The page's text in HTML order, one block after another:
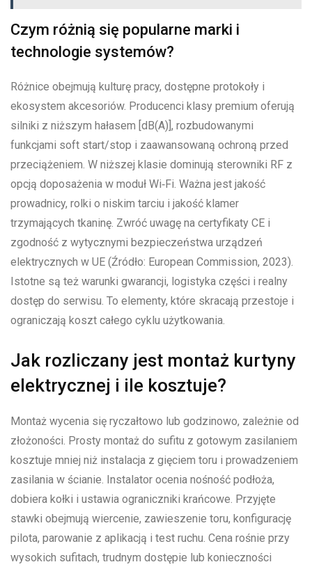
Czym różnią się popularne marki i
technologie systemów?
Różnice obejmują kulturę pracy, dostępne protokoły i
ekosystem akcesoriów. Producenci klasy premium oferują
silniki z niższym hałasem [dB(A)], rozbudowanymi
funkcjami soft start/stop i zaawansowaną ochroną przed
przeciążeniem. W niższej klasie dominują sterowniki RF z
opcją doposażenia w moduł Wi‑Fi. Ważna jest jakość
prowadnicy, rolki o niskim tarciu i jakość klamer
trzymających tkaninę. Zwróć uwagę na certyfikaty CE i
zgodność z wytycznymi bezpieczeństwa urządzeń
elektrycznych w UE (Źródło: European Commission, 2023).
Istotne są też warunki gwarancji, logistyka części i realny
dostęp do serwisu. To elementy, które skracają przestoje i
ograniczają koszt całego cyklu użytkowania.
Jak rozliczany jest montaż kurtyny
elektrycznej i ile kosztuje?
Montaż wycenia się ryczałtowo lub godzinowo, zależnie od
złożoności. Prosty montaż do sufitu z gotowym zasilaniem
kosztuje mniej niż instalacja z gięciem toru i prowadzeniem
zasilania w ścianie. Instalator ocenia nośność podłoża,
dobiera kołki i ustawia ograniczniki krańcowe. Przyjęte
stawki obejmują wiercenie, zawieszenie toru, konfigurację
pilota, parowanie z aplikacją i test ruchu. Cena rośnie przy
wysokich sufitach, trudnym dostępie lub konieczności